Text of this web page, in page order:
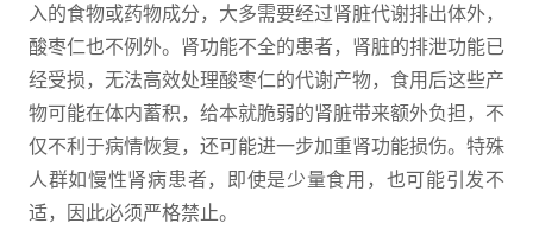
入的食物或药物成分，大多需要经过肾脏代谢排出体外，
酸枣仁也不例外。肾功能不全的患者，肾脏的排泄功能已
经受损，无法高效处理酸枣仁的代谢产物，食用后这些产
物可能在体内蓄积，给本就脆弱的肾脏带来额外负担，不
仅不利于病情恢复，还可能进一步加重肾功能损伤。特殊
人群如慢性肾病患者，即使是少量食用，也可能引发不
适，因此必须严格禁止。